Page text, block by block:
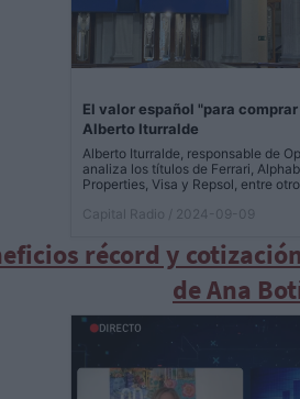
El valor español "para comprar
Alberto Iturralde
Alberto Iturralde, responsable de
analiza los títulos de Ferrari,
Properties, Visa y Repsol, entre
Capital Radio
/ 2024-09-09
récord y
de Ana